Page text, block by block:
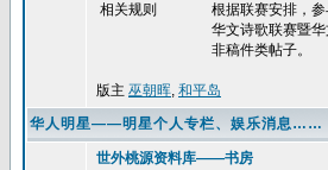
相关规则
根据联赛安排，
华文诗歌联赛暨
非稿件类帖子。
版主 巫朝晖, 和平岛
华人明星——明星个人专栏、娱乐消息……
世外桃源资料库——书房